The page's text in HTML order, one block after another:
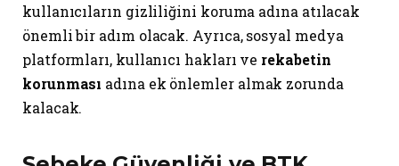
kullanıcıların gizliliğini koruma adına atılacak
önemli bir adım olacak. Ayrıca, sosyal medya
platformları, kullanıcı hakları ve rekabetin
korunması adına ek önlemler almak zorunda
kalacak.